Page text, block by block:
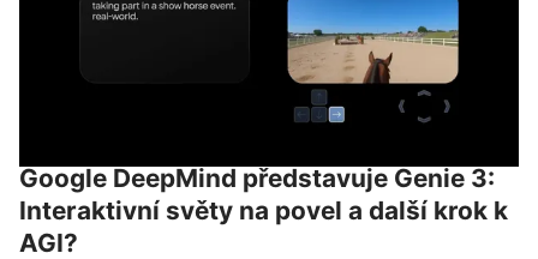
Google DeepMind představuje Genie 3:
Interaktivní světy na povel a další krok k
AGI?